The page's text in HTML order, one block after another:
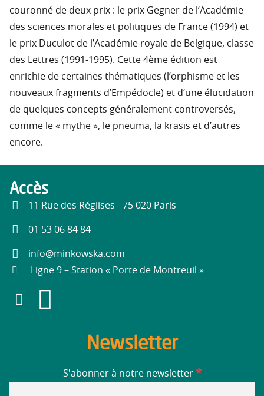
couronné de deux prix : le prix Gegner de l’Académie
des sciences morales et politiques de France (1994) et
le prix Duculot de l’Académie royale de Belgique, classe
des Lettres (1991-1995). Cette 4ème édition est
enrichie de certaines thématiques (l’orphisme et les
nouveaux fragments d’Empédocle) et d’une élucidation
de quelques concepts généralement controversés,
comme le « mythe », le pneuma, la krasis et d’autres
encore.
Accès
11 Rue des Réglises - 75 020 Paris
01 53 06 84 84
info@minkowska.com
Ligne 9 – Station « Porte de Montreuil »
Newsletter
S'abonner à notre newsletter *